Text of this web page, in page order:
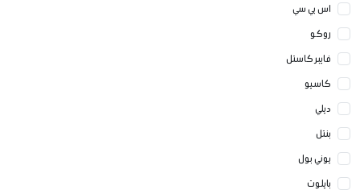
اس بي سي
روكو
فايبر كاستل
كاسيو
ديلي
بنتل
يوني بول
بايلوت